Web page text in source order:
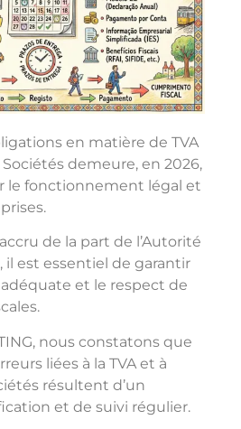
en matière de TVA
demeure, en 2026,
le fonctionnement légal et
de la part de l’Autorité
il est essentiel de garantir
et le respect de
nous constatons que
liées à la TVA et à
résultent d’un
et de suivi régulier.